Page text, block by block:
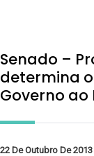
Senado –
determina
Governo ao
22 De Outubro De 2013